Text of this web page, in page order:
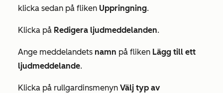
klicka sedan på fliken Uppringning.
Klicka på Redigera ljudmeddelanden.
Ange meddelandets namn på fliken Lägg till ett
ljudmeddelande.
Klicka på rullgardinsmenyn Välj typ av